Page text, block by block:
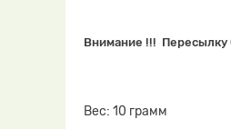
Внимание !!! Пересылку
Вес: 10 грамм